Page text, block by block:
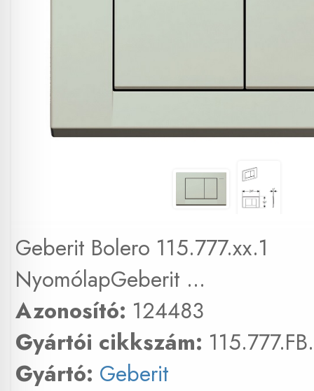
Geberit Bolero 115.777.xx.1
NyomólapGeberit ...
Azonosító: 124483
Gyártói cikkszám:
Gyártó: Geberit